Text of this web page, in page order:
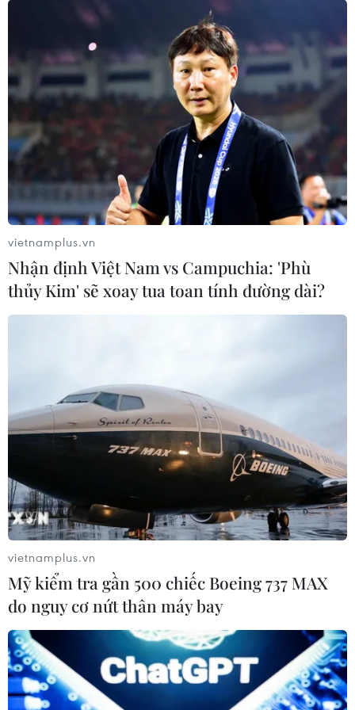
TIN CÙNG CHUYÊN MỤC
Google Wallet cho phép phụ huynh
thiết lập số dư an toàn của con cái
vietnamplus.vn
Nhận định Việt Nam vs Campuchia: 'Phù
thủy Kim' sẽ xoay tua toan tính đường dài?
vietnamplus.vn
Mỹ kiểm tra gần 500 chiếc Boeing 737 MAX
do nguy cơ nứt thân máy bay